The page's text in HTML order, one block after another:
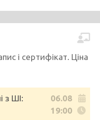
і сертифікат. Ціна
з ШІ:
06.08
19:00